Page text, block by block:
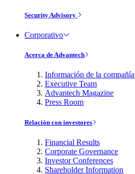
Security Advisory
Corporativo
Acerca de Advantech
Información de la compañía
Executive Team
Advantech Magazine
Press Room
Relación con investores
Financial Results
Corporate Governance
Investor Conferences
Shareholder Information